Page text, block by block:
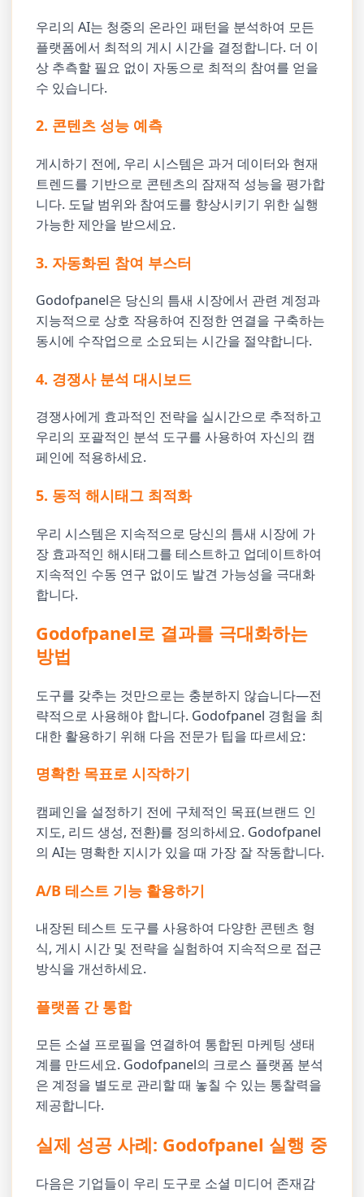
우리의 AI는 청중의 온라인 패턴을 분석하여 모든
플랫폼에서 최적의 게시 시간을 결정합니다. 더 이
상 추측할 필요 없이 자동으로 최적의 참여를 얻을
수 있습니다.
2. 콘텐츠 성능 예측
게시하기 전에, 우리 시스템은 과거 데이터와 현재
트렌드를 기반으로 콘텐츠의 잠재적 성능을 평가합
니다. 도달 범위와 참여도를 향상시키기 위한 실행
가능한 제안을 받으세요.
3. 자동화된 참여 부스터
Godofpanel은 당신의 틈새 시장에서 관련 계정과
지능적으로 상호 작용하여 진정한 연결을 구축하는
동시에 수작업으로 소요되는 시간을 절약합니다.
4. 경쟁사 분석 대시보드
경쟁사에게 효과적인 전략을 실시간으로 추적하고
우리의 포괄적인 분석 도구를 사용하여 자신의 캠
페인에 적용하세요.
5. 동적 해시태그 최적화
우리 시스템은 지속적으로 당신의 틈새 시장에 가
장 효과적인 해시태그를 테스트하고 업데이트하여
지속적인 수동 연구 없이도 발견 가능성을 극대화
합니다.
Godofpanel로 결과를 극대화하는
방법
도구를 갖추는 것만으로는 충분하지 않습니다—전
략적으로 사용해야 합니다. Godofpanel 경험을 최
대한 활용하기 위해 다음 전문가 팁을 따르세요:
명확한 목표로 시작하기
캠페인을 설정하기 전에 구체적인 목표(브랜드 인
지도, 리드 생성, 전환)를 정의하세요. Godofpanel
의 AI는 명확한 지시가 있을 때 가장 잘 작동합니다.
A/B 테스트 기능 활용하기
내장된 테스트 도구를 사용하여 다양한 콘텐츠 형
식, 게시 시간 및 전략을 실험하여 지속적으로 접근
방식을 개선하세요.
플랫폼 간 통합
모든 소셜 프로필을 연결하여 통합된 마케팅 생태
계를 만드세요. Godofpanel의 크로스 플랫폼 분석
은 계정을 별도로 관리할 때 놓칠 수 있는 통찰력을
제공합니다.
실제 성공 사례: Godofpanel 실행 중
다음은 기업들이 우리 도구로 소셜 미디어 존재감